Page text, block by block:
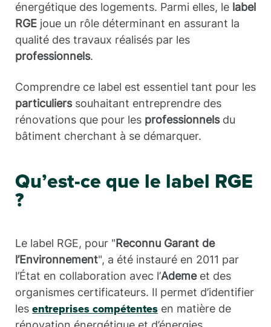
énergétique des logements. Parmi elles, le label
RGE joue un rôle déterminant en assurant la
qualité des travaux réalisés par les
professionnels.
Comprendre ce label est essentiel tant pour les
particulierssouhaitant entreprendre des
rénovations que pour les professionnelsdu
bâtiment cherchant à se démarquer.
Qu’est-ce que le label RGE
?
Le label RGE, pour "Reconnu Garant de
l’Environnement", a été instauré en 2011 par
l’État en collaboration avec l’Ademeet des
organismes certificateurs. Il permet d’identifier
les entreprises compétentes en matière de